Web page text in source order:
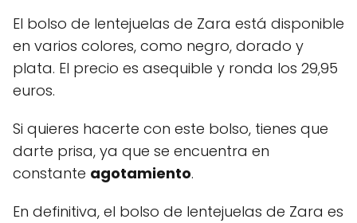
El bolso de lentejuelas de Zara está disponible
en varios colores, como negro, dorado y
plata. El precio es asequible y ronda los 29,95
euros.
Si quieres hacerte con este bolso, tienes que
darte prisa, ya que se encuentra en
constante agotamiento.
En definitiva, el bolso de lentejuelas de Zara es